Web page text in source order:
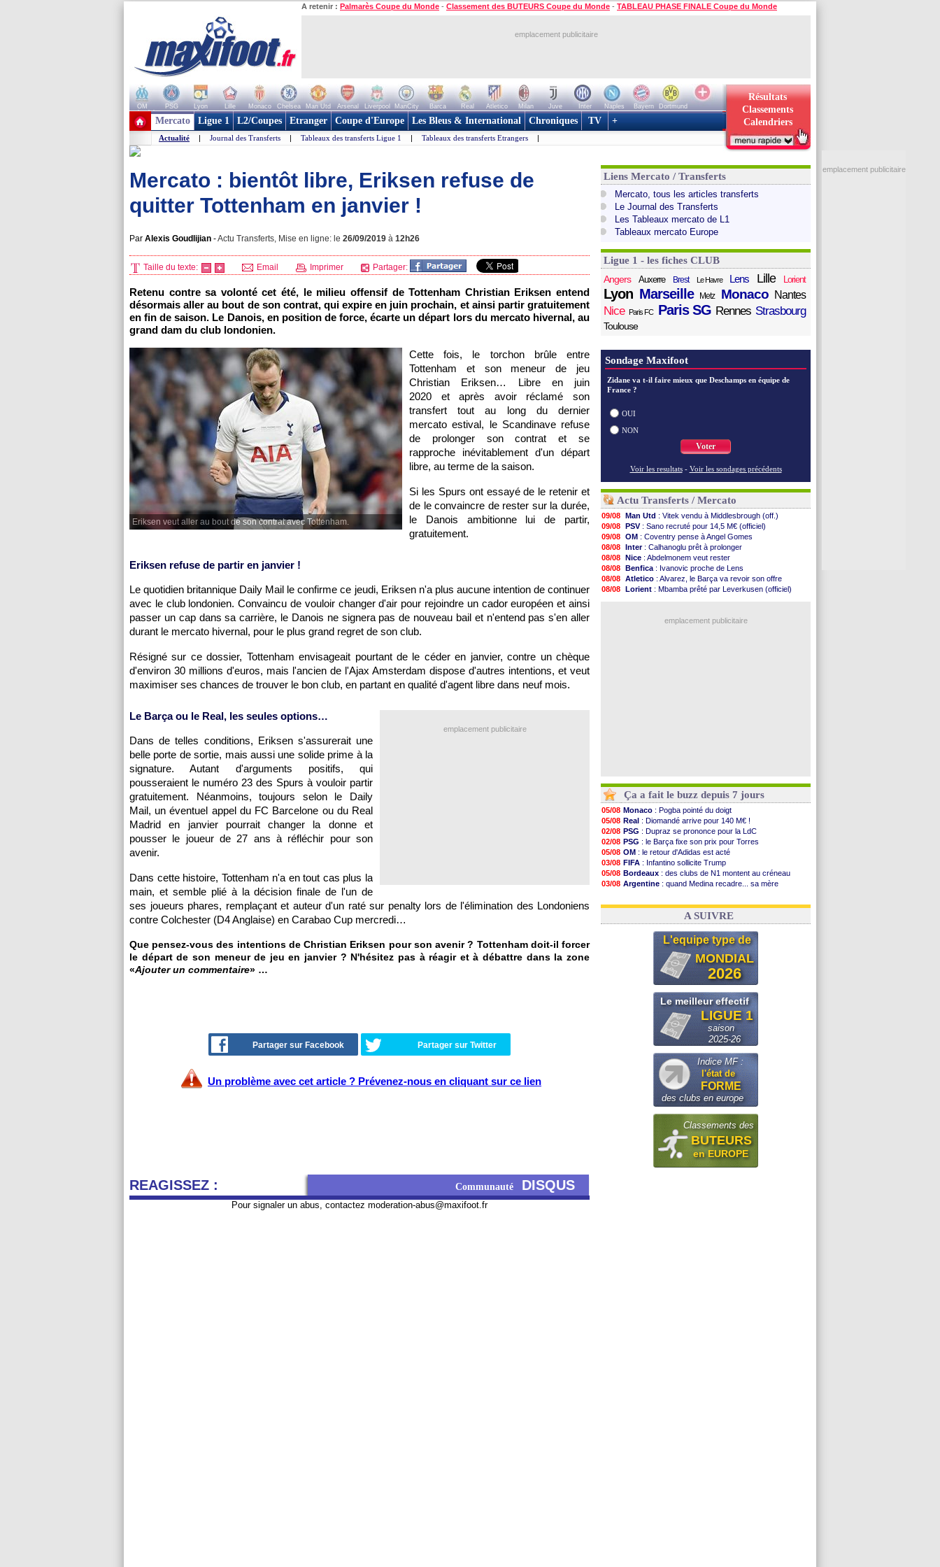
A retenir : Palmarès Coupe du Monde - Classement des BUTEURS Coupe du Monde - TABLEAU PHASE FINALE Coupe du Monde
emplacement publicitaire
OM PSG Lyon Lille Monaco Chelsea Man Utd Arsenal Liverpool ManCity Barca Real Atletico Milan Juve Inter Naples Bayern
Dortmund
+ de clubs
Résultats
Classements
Calendriers
Mercato Ligue 1 L2/Coupes Etranger Coupe d'Europe Les Bleus & International Chroniques TV +
Actualité | Journal des Transferts | Tableaux des transferts Ligue 1 | Tableaux des transferts Etrangers |
Mercato : bientôt libre, Eriksen refuse de
quitter Tottenham en janvier !
Par Alexis Goudlijian -Actu Transferts, Mise en ligne: le 26/09/2019 à 12h26
Taille du texte: Email Imprimer Partager:
Retenu contre sa volonté cet été, le milieu offensif de Tottenham Christian Eriksen entend
désormais aller au bout de son contrat, qui expire en juin prochain, et ainsi partir gratuitement
en fin de saison. Le Danois, en position de force, écarte un départ lors du mercato hivernal, au
grand dam du club londonien.
Eriksen veut aller au bout de son contrat avec Tottenham.
Cette fois, le torchon brûle entre
Tottenham et son meneur de jeu
Christian Eriksen… Libre en juin
2020 et après avoir réclamé son
transfert tout au long du dernier
mercato estival, le Scandinave refuse
de prolonger son contrat et se
rapproche inévitablement d'un départ
libre, au terme de la saison.
Si les Spurs ont essayé de le retenir et
de le convaincre de rester sur la durée,
le Danois ambitionne lui de partir,
gratuitement.
Eriksen refuse de partir en janvier !
Le quotidien britannique Daily Mail le confirme ce jeudi, Eriksen n'a plus aucune intention de continuer
avec le club londonien. Convaincu de vouloir changer d'air pour rejoindre un cador européen et ainsi
passer un cap dans sa carrière, le Danois ne signera pas de nouveau bail et n'entend pas s'en aller
durant le mercato hivernal, pour le plus grand regret de son club.
Résigné sur ce dossier, Tottenham envisageait pourtant de le céder en janvier, contre un chèque
d'environ 30 millions d'euros, mais l'ancien de l'Ajax Amsterdam dispose d'autres intentions, et veut
maximiser ses chances de trouver le bon club, en partant en qualité d'agent libre dans neuf mois.
emplacement publicitaire
Le Barça ou le Real, les seules options…
Dans de telles conditions, Eriksen s'assurerait une
belle porte de sortie, mais aussi une solide prime à la
signature. Autant d'arguments positifs, qui
pousseraient le numéro 23 des Spurs à vouloir partir
gratuitement. Néanmoins, toujours selon le Daily
Mail, un éventuel appel du FC Barcelone ou du Real
Madrid en janvier pourrait changer la donne et
pousser le joueur de 27 ans à réfléchir pour son
avenir.
Dans cette histoire, Tottenham n'a en tout cas plus la
main, et semble plié à la décision finale de l'un de
ses joueurs phares, remplaçant et auteur d'un raté sur penalty lors de l'élimination des Londoniens
contre Colchester (D4 Anglaise) en Carabao Cup mercredi…
Que pensez-vous des intentions de Christian Eriksen pour son avenir ? Tottenham doit-il forcer
le départ de son meneur de jeu en janvier ? N'hésitez pas à réagir et à débattre dans la zone
«Ajouter un commentaire» …
Partager sur Facebook Partager sur Twitter
Un problème avec cet article ? Prévenez-nous en cliquant sur ce lien
REAGISSEZ : Communauté DISQUS
Pour signaler un abus, contactez moderation-abus@maxifoot.fr
Liens Mercato / Transferts
Mercato, tous les articles transferts
Le Journal des Transferts
Les Tableaux mercato de L1
Tableaux mercato Europe
Ligue 1 - les fiches CLUB
Angers
Auxerre Brest Le Havre Lens Lille Lorient
Lyon Marseille Metz Monaco Nantes
Nice Paris FC Paris SG Rennes Strasbourg
Toulouse
Sondage Maxifoot
Zidane va t-il faire mieux que Deschamps en équipe de
France ?
OUI
NON
Voter
Voir les resultats - Voir les sondages précédents
Actu Transferts / Mercato
09/08 Man Utd : Vitek vendu à Middlesbrough (off.)
09/08 PSV: Sano recruté pour 14,5 M€ (officiel)
09/08 OM : Coventry pense à Angel Gomes
08/08 Inter: Calhanoglu prêt à prolonger
08/08 Nice : Abdelmonem veut rester
08/08 Benfica : Ivanovic proche de Lens
08/08 Atletico : Alvarez, le Barça va revoir son offre
08/08 Lorient : Mbamba prêté par Leverkusen (officiel)
: De Jong menacé par l’arrivée de Rodri
emplacement publicitaire
Ça a fait le buzz depuis 7 jours
05/08 Monaco : Pogba pointé du doigt
05/08 Real : Diomandé arrive pour 140 M€ !
02/08 PSG : Dupraz se prononce pour la LdC
02/08 PSG : le Barça fixe son prix pour Torres
05/08 OM : le retour d'Adidas est acté
03/08 FIFA : Infantino sollicite Trump
05/08 Bordeaux : des clubs de N1 montent au créneau
03/08 Argentine : quand Medina recadre... sa mère
06/08 OM: le club prêt à libérer Kondogbia ?
A SUIVRE
L'equipe type de
MONDIAL
2026
Le meilleur effectif
LIGUE 1
saison
2025-26
Indice MF :
l'état de
FORME
des clubs en europe
Classements des
BUTEURS
en EUROPE
emplacement publicitaire